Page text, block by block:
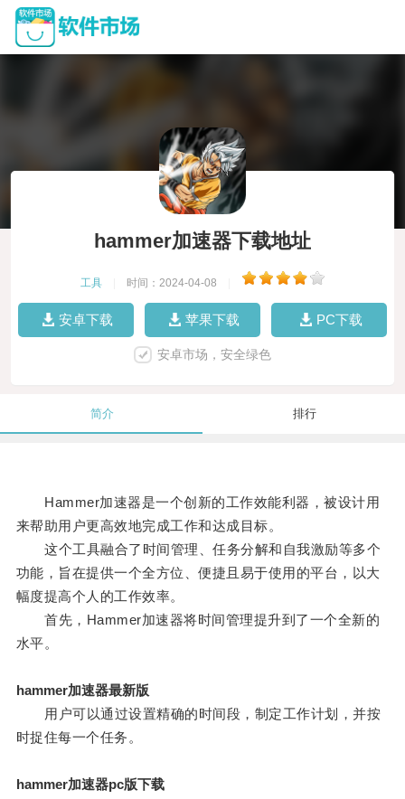
hammer加速器下载地址
工具 时间：2024-04-08
安卓下载 苹果下载 PC下载
安卓市场，安全绿色
简介 排行
Hammer加速器是一个创新的工作效能利器，被设计用
来帮助用户更高效地完成工作和达成目标。
这个工具融合了时间管理、任务分解和自我激励等多个
功能，旨在提供一个全方位、便捷且易于使用的平台，以大
幅度提高个人的工作效率。
首先，Hammer加速器将时间管理提升到了一个全新的
水平。
hammer加速器最新版
用户可以通过设置精确的时间段，制定工作计划，并按
时捉住每一个任务。
hammer加速器pc版下载